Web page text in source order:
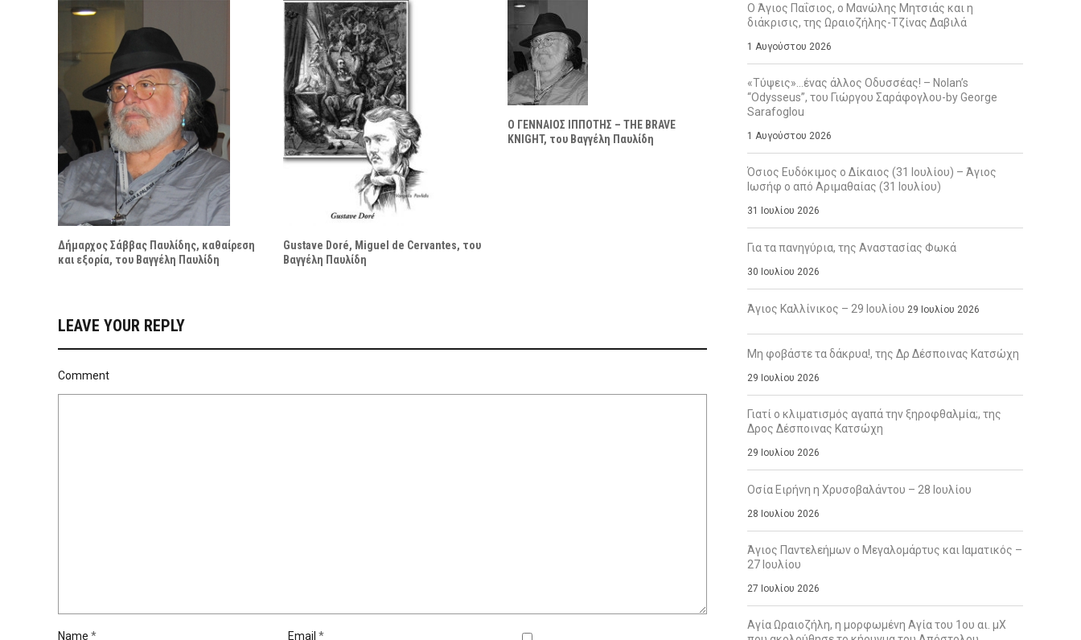
Δήμαρχος Σάββας Παυλίδης, καθαίρεση
και εξορία, του Βαγγέλη Παυλίδη
Gustave Doré, Miguel de Cervantes, του
Βαγγέλη Παυλίδη
Ο ΓΕΝΝΑΙΟΣ ΙΠΠΟΤΗΣ – THE BRAVE
KNIGHT, του Βαγγέλη Παυλίδη
LEAVE YOUR REPLY
Comment
Name * Email *
Ο Άγιος Παΐσιος, ο Μανώλης Μητσιάς και η
διάκρισις, της Ωραιοζήλης-Τζίνας Δαβιλά
1 Αυγούστου 2026
«Τύψεις»…ένας άλλος Οδυσσέας! – Nolan’s
“Odysseus”, του Γιώργου Σαράφογλου-by George
Sarafoglou
1 Αυγούστου 2026
Όσιος Ευδόκιμος ο Δίκαιος (31 Ιουλίου) – Άγιος
Ιωσήφ ο από Αριμαθαίας (31 Ιουλίου)
31 Ιουλίου 2026
Για τα πανηγύρια, της Αναστασίας Φωκά
30 Ιουλίου 2026
Άγιος Καλλίνικος – 29 Ιουλίου 29 Ιουλίου 2026
Μη φοβάστε τα δάκρυα!, της Δρ Δέσποινας Κατσώχη
29 Ιουλίου 2026
Γιατί ο κλιματισμός αγαπά την ξηροφθαλμία;, της
Δρος Δέσποινας Κατσώχη
29 Ιουλίου 2026
Οσία Ειρήνη η Χρυσοβαλάντου – 28 Ιουλίου
28 Ιουλίου 2026
Άγιος Παντελεήμων ο Μεγαλομάρτυς και Ιαματικός –
27 Ιουλίου
27 Ιουλίου 2026
Αγία Ωραιοζήλη, η μορφωμένη Αγία του 1ου αι. μΧ